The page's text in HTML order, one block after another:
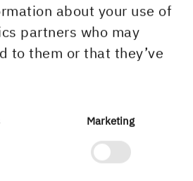
about your use of
partners who may
to them or that they’ve
Marketing